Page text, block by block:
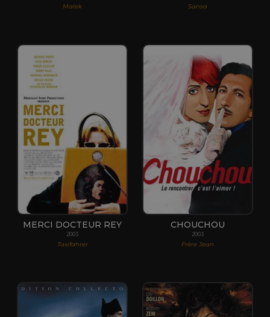
Malek Sansa
MERCI DOCTEUR REY
2003
Taxifahrer
CHOUCHOU
2003
Frère Jean